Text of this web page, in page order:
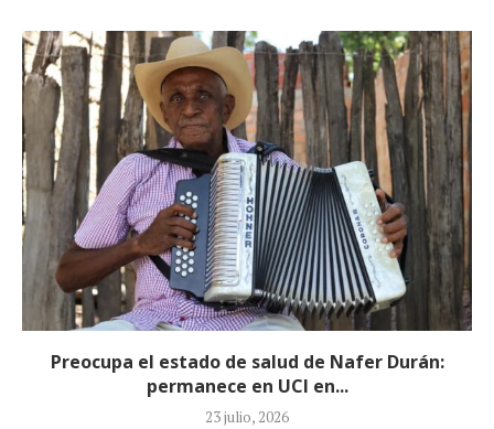
Preocupa el estado de salud de Nafer Durán:
permanece en UCI en...
23 julio, 2026